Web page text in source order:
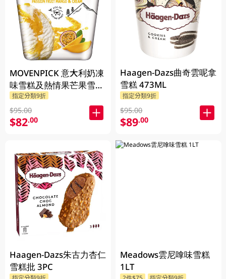
MOVENPICK 意大利奶凍
味雪糕及熱情果芒果雪葩
500ML
指定分類9折
$95.00
$82.00
Haagen-Dazs朱古力杏仁
雪糕批 3PC
Haagen-Dazs曲奇雲呢拿
雪糕 473ML
指定分類9折
$95.00
$89.00
Meadows雲尼嗱味雪糕
1LT